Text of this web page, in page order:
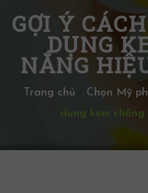
GỢI Ý
DỤNG
NẮNG
Trang chủ Chọn Mỹ
dụng kem